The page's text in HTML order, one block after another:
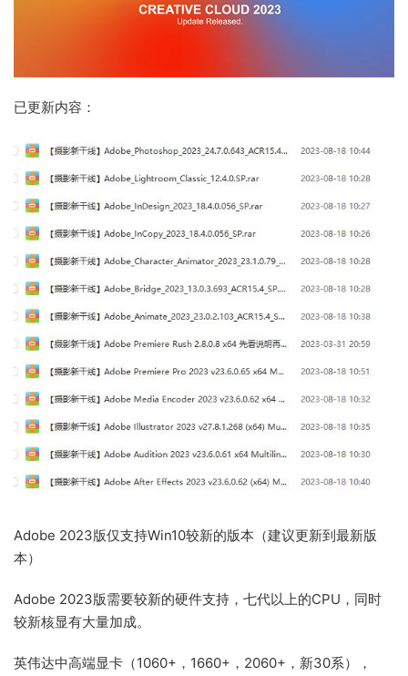
已更新内容：
Adobe 2023版仅支持Win10较新的版本（建议更新到最新版
本）
Adobe 2023版需要较新的硬件支持，七代以上的CPU，同时
较新核显有大量加成。
英伟达中高端显卡（1060+，1660+，2060+，新30系），